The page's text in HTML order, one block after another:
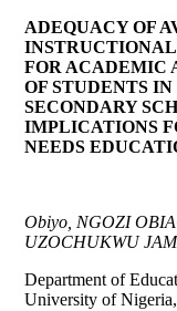
ADEQUACY OF
FOR ACADEMIC
OF STUDENTS
SECONDARY
IMPLICATIONS
NEEDS
Obiyo, NGOZI
UZOCHUKWU
Department of
University of